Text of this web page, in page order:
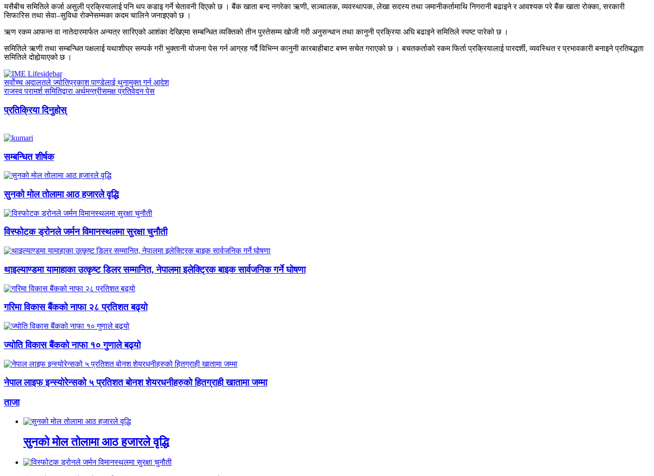
यसैबीच समितिले कर्जा असुली प्रक्रियालाई पनि थप कडाइ गर्ने चेतावनी दिएको छ । बैंक खाता बन्द नगरेका ऋणी, सञ्चालक, व्यवस्थापक, लेखा सदस्य तथा जमानीकर्तामाथि निगरानी बढाइने र आवश्यक परे बैंक खाता रोक्का, सरकारी
सिफारिस तथा सेवा–सुविधा रोक्नेसम्मका कदम चालिने जनाइएको छ ।
ऋण रकम आफन्त वा नातेदारमार्फत अन्यत्र सारिएको आशंका देखिएमा सम्बन्धित व्यक्तिको तीन पुस्तेसम्म खोजी गरी अनुसन्धान तथा कानुनी प्रक्रिया अघि बढाइने समितिले स्पष्ट पारेको छ ।
समितिले ऋणी तथा सम्बन्धित पक्षलाई यथाशीघ्र सम्पर्क गरी भुक्तानी योजना पेस गर्न आग्रह गर्दै विभिन्न कानुनी कारबाहीबाट बच्न सचेत गराएको छ । बचतकर्ताको रकम फिर्ता प्रक्रियालाई पारदर्शी, व्यवस्थित र प्रभावकारी बनाइने प्रतिबद्धता
समितिले दोहोर्‍याएको छ ।
सर्वोच्च अदालतले ज्योतिप्रकाश पाण्डेलाई थुनामुक्त गर्न आदेश
राजस्व परामर्श समितिद्वारा अर्थमन्त्रीसमक्ष प्रतिवेदन पेस
प्रतिक्रिया दिनुहोस्
सम्बन्धित शीर्षक
सुनको मोल तोलामा आठ हजारले वृद्धि
विस्फोटक ड्रोनले जर्मन विमानस्थलमा सुरक्षा चुनौती
थाइल्याण्डमा यामाहाका उत्कृष्ट डिलर सम्मानित, नेपालमा इलेक्ट्रिक बाइक सार्वजनिक गर्ने घोषणा
गरिमा विकास बैंकको नाफा २८ प्रतिशत बढ्यो
ज्योति विकास बैंकको नाफा १० गुणाले बढ्यो
नेपाल लाइफ इन्स्योरेन्सको ५ प्रतिशत बोनश शेयरधनीहरुको हितग्राही खातामा जम्मा
ताजा
सुनको मोल तोलामा आठ हजारले वृद्धि